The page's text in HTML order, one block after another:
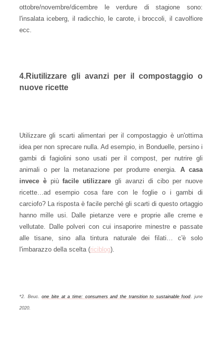
ottobre/novembre/dicembre le verdure di stagione sono:
l'insalata iceberg, il radicchio, le carote, i broccoli, il cavolfiore
ecc.
4.Riutilizzare gli avanzi per il compostaggio o
nuove ricette
Utilizzare gli scarti alimentari per il compostaggio è un'ottima
idea per non sprecare nulla. Ad esempio, in Bonduelle, persino i
gambi di fagiolini sono usati per il compost, per nutrire gli
animali o per la metanazione per produrre energia.A casa
invece è piùfacile utilizzare gli avanzi di cibo per nuove
ricette…ad esempio cosa fare con le foglie o i gambi di
carciofo? La risposta è facile perché gli scarti di questo ortaggio
hanno mille usi. Dalle pietanze vere e proprie alle creme e
vellutate. Dalle polveri con cui insaporire minestre e passate
alle tisane, sino alla tintura naturale dei filati… c'è solo
l'imbarazzo della scelta (riciblog).
*2. Beuc.one bite at a time: consumers and the transition to sustainable food. june
2020.